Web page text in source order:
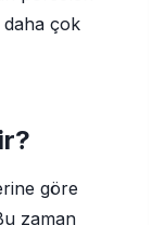
daha çok
göre
zaman